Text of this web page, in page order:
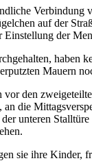
auf der
Einstellung der
haben
Mauern
vor den
an die
unteren
sie ihre Kinder,